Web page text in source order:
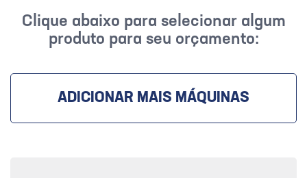
Clique abaixo para selecionar algum
produto para seu orçamento:
ADICIONAR MAIS MÁQUINAS